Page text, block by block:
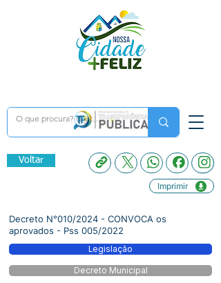
Voltar
Imprimir
Decreto N°010/2024 - CONVOCA os
aprovados - Pss 005/2022
Legislação
Decreto Municipal